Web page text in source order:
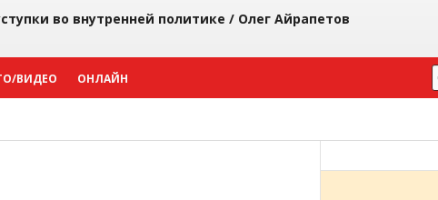
во внутренней политике / Олег Айрапетов
ВИДЕО ОНЛАЙН